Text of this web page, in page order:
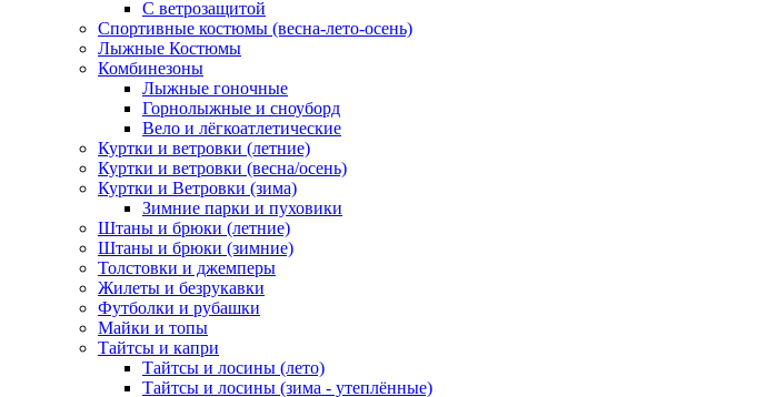
С ветрозащитой
Спортивные костюмы (весна-лето-осень)
Лыжные Костюмы
Комбинезоны
Лыжные гоночные
Горнолыжные и сноуборд
Вело и лёгкоатлетические
Куртки и ветровки (летние)
Куртки и ветровки (весна/осень)
Куртки и Ветровки (зима)
Зимние парки и пуховики
Штаны и брюки (летние)
Штаны и брюки (зимние)
Толстовки и джемперы
Жилеты и безрукавки
Футболки и рубашки
Майки и топы
Тайтсы и капри
Тайтсы и лосины (лето)
Тайтсы и лосины (зима - утеплённые)